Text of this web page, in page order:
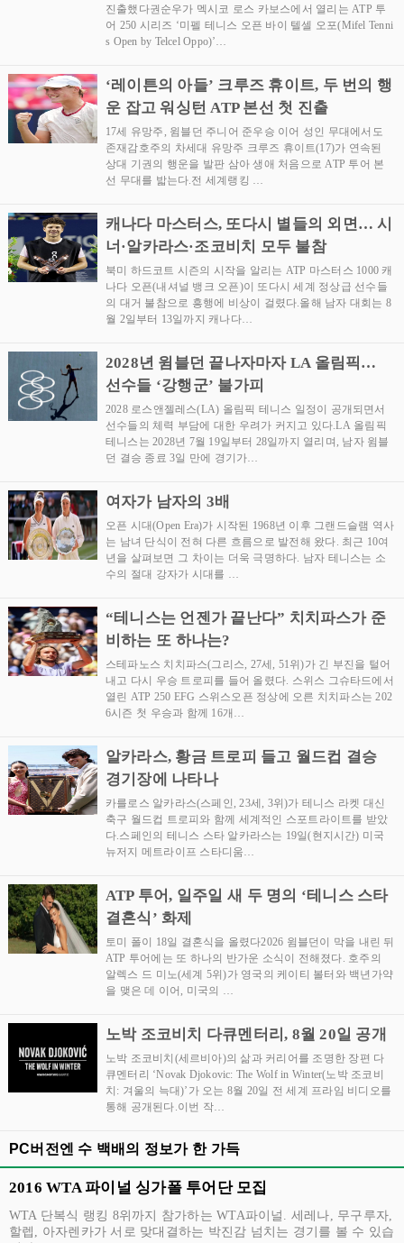
진출했다권순우가 멕시코 로스 카보스에서 열리는 ATP 투
어 250 시리즈 ‘미펠 테니스 오픈 바이 텔셀 오포(Mifel Tenni
s Open by Telcel Oppo)’…
‘레이튼의 아들’ 크루즈 휴이트, 두 번의 행
운 잡고 워싱턴 ATP 본선 첫 진출
17세 유망주, 윔블던 주니어 준우승 이어 성인 무대에서도
존재감호주의 차세대 유망주 크루즈 휴이트(17)가 연속된
상대 기권의 행운을 발판 삼아 생애 처음으로 ATP 투어 본
선 무대를 밟는다.전 세계랭킹 …
캐나다 마스터스, 또다시 별들의 외면… 시
너·알카라스·조코비치 모두 불참
북미 하드코트 시즌의 시작을 알리는 ATP 마스터스 1000 캐
나다 오픈(내셔널 뱅크 오픈)이 또다시 세계 정상급 선수들
의 대거 불참으로 흥행에 비상이 걸렸다.올해 남자 대회는 8
월 2일부터 13일까지 캐나다…
2028년 윔블던 끝나자마자 LA 올림픽…
선수들 ‘강행군’ 불가피
2028 로스앤젤레스(LA) 올림픽 테니스 일정이 공개되면서
선수들의 체력 부담에 대한 우려가 커지고 있다.LA 올림픽
테니스는 2028년 7월 19일부터 28일까지 열리며, 남자 윔블
던 결승 종료 3일 만에 경기가…
여자가 남자의 3배
오픈 시대(Open Era)가 시작된 1968년 이후 그랜드슬램 역사
는 남녀 단식이 전혀 다른 흐름으로 발전해 왔다. 최근 10여
년을 살펴보면 그 차이는 더욱 극명하다. 남자 테니스는 소
수의 절대 강자가 시대를 …
“테니스는 언젠가 끝난다” 치치파스가 준
비하는 또 하나는?
스테파노스 치치파스(그리스, 27세, 51위)가 긴 부진을 털어
내고 다시 우승 트로피를 들어 올렸다. 스위스 그슈타드에서
열린 ATP 250 EFG 스위스오픈 정상에 오른 치치파스는 202
6시즌 첫 우승과 함께 16개…
알카라스, 황금 트로피 들고 월드컵 결승
경기장에 나타나
카를로스 알카라스(스페인, 23세, 3위)가 테니스 라켓 대신
축구 월드컵 트로피와 함께 세계적인 스포트라이트를 받았
다.스페인의 테니스 스타 알카라스는 19일(현지시간) 미국
뉴저지 메트라이프 스타디움…
ATP 투어, 일주일 새 두 명의 ‘테니스 스타
결혼식’ 화제
토미 폴이 18일 결혼식을 올렸다2026 윔블던이 막을 내린 뒤
ATP 투어에는 또 하나의 반가운 소식이 전해졌다. 호주의
알렉스 드 미노(세계 5위)가 영국의 케이티 볼터와 백년가약
을 맺은 데 이어, 미국의 …
노박 조코비치 다큐멘터리, 8월 20일 공개
노박 조코비치(세르비아)의 삶과 커리어를 조명한 장편 다
큐멘터리 ‘Novak Djokovic: The Wolf in Winter(노박 조코비
치: 겨울의 늑대)’가 오는 8월 20일 전 세계 프라임 비디오를
통해 공개된다.이번 작…
PC버전엔 수 백배의 정보가 한 가득
2016 WTA 파이널 싱가폴 투어단 모집
WTA 단복식 랭킹 8위까지 참가하는 WTA파이널. 세레나, 무구루자,
할렙, 아자렌카가 서로 맞대결하는 박진감 넘치는 경기를 볼 수 있습